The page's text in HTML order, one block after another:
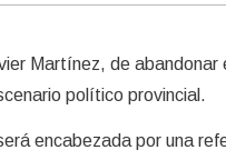
Martínez, de abandonar
político provincial.
encabezada por una